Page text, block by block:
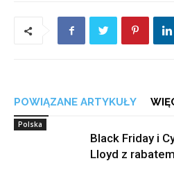
POWIĄZANE ARTYKUŁY
Polska
Black Friday i
Lloyd z